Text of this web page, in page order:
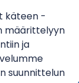
käteen -
määrittelyyn
ja
suunnittelun